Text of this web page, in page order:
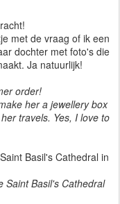
met de vraag of ik een
dochter met foto's die
Ja natuurlijk!
order!
her a jewellery box
travels. Yes, I love to
Basil's Cathedral in
Saint Basil's Cathedral